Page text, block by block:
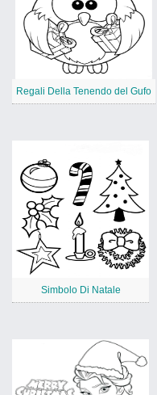
Regali Della Tenendo del Gufo
Simbolo Di Natale